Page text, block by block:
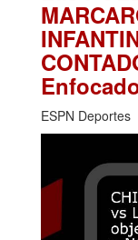
ESPN Deportes